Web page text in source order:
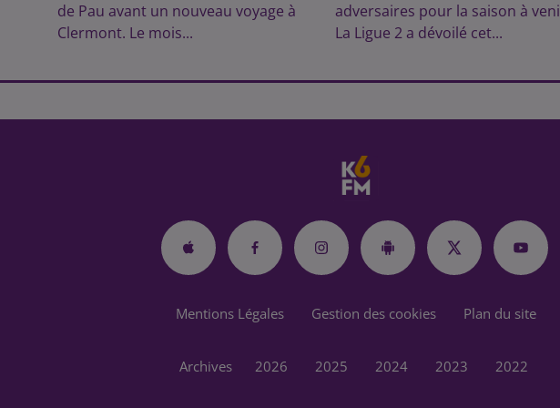
de Pau avant un nouveau voyage à
Clermont. Le mois...
adversaires pour la saison à
La Ligue 2 a dévoilé cet...
Mentions Légales Gestion des cookies Plan du site
Archives 2026 2025 2024 2023 2022